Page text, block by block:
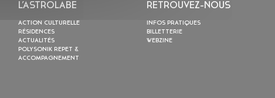
L’ASTROLABE
ACTION CULTURELLE
RÉSIDENCES
ACTUALITÉS
POLYSONIK REPET &
ACCOMPAGNEMENT
RETROUVEZ-NOUS
INFOS PRATIQUES
BILLETTERIE
WEBZINE